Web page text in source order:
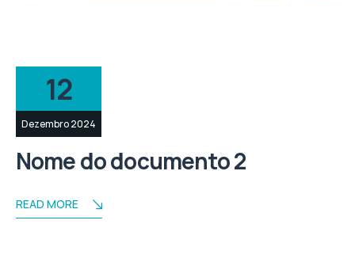
12
Dezembro 2024
Nome do documento 2
READ MORE